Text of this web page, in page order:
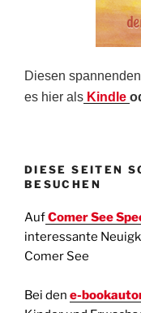
Diesen
es hier als Kindle
DIESE SEITEN
BESUCHEN
AufComer See
interessante
Comer See
Bei den e-